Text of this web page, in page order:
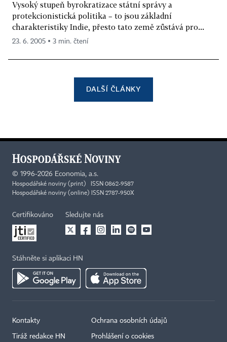
Vysoký stupeň byrokratizace státní správy a
protekcionistická politika – to jsou základní
charakteristiky Indie, přesto tato země zůstává pro...
23. 6. 2005 ▪ 3 min. čtení
DALŠÍ ČLÁNKY
© 1996-2026 Economia, a.s.
Hospodářské noviny (print) ISSN 0862-9587
Hospodářské noviny (online) ISSN 2787-950X
Certifikováno Sledujte nás
Stáhněte si aplikaci HN
Kontakty
Tiráž redakce HN
Ochrana osobních údajů
Prohlášení o cookies